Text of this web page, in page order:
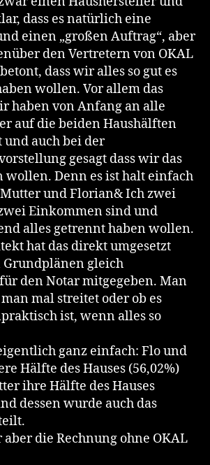
dass es natürlich eine
einen „großen Auftrag“, aber
den Vertretern von OKAL
dass wir alles so gut es
wollen. Vor allem das
haben von Anfang an alle
auf die beiden Haushälften
auch bei der
gesagt dass wir das
wollen. Denn es ist halt einfach
Mutter und Florian& Ich zwei
Einkommen sind und
alles getrennt haben wollen.
hat das direkt umgesetzt
Grundplänen gleich
den Notar mitgegeben. Man
mal streitet oder ob es
ist, wenn alles so
ganz einfach: Flo und
Hälfte des Hauses (56,02%)
ihre Hälfte des Hauses
dessen wurde auch das
die Rechnung ohne OKAL